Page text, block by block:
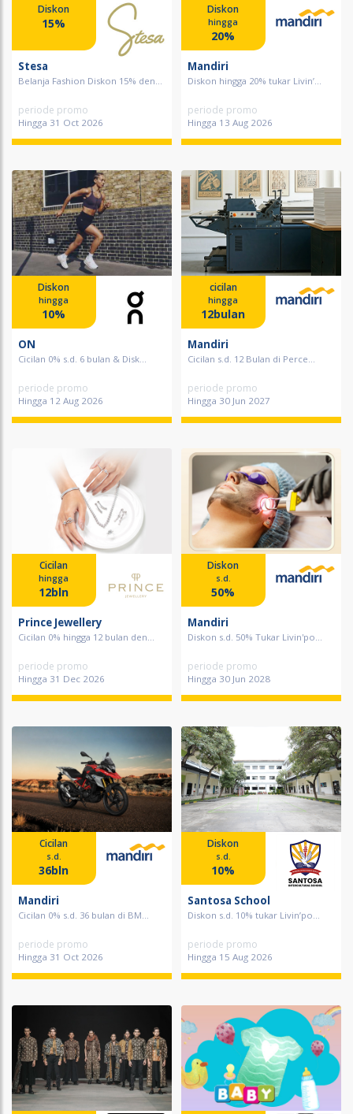
Diskon
15%
Stesa
Belanja Fashion Diskon 15% den...
periode promo
Hingga 31 Oct 2026
Diskon
hingga
20%
Mandiri
Diskon hingga 20% tukar Livin’...
periode promo
Hingga 13 Aug 2026
Diskon
hingga
10%
ON
Cicilan 0% s.d. 6 bulan & Disk...
periode promo
Hingga 12 Aug 2026
cicilan
hingga
12bulan
Mandiri
Cicilan s.d. 12 Bulan di Perce...
periode promo
Hingga 30 Jun 2027
Cicilan
hingga
12bln
Prince Jewellery
Cicilan 0% hingga 12 bulan den...
periode promo
Hingga 31 Dec 2026
Diskon
s.d.
50%
Mandiri
Diskon s.d. 50% Tukar Livin'po...
periode promo
Hingga 30 Jun 2028
Cicilan
s.d.
36bln
Mandiri
Cicilan 0% s.d. 36 bulan di BM...
periode promo
Hingga 31 Oct 2026
Diskon
s.d.
10%
Santosa School
Diskon s.d. 10% tukar Livin’po...
periode promo
Hingga 15 Aug 2026